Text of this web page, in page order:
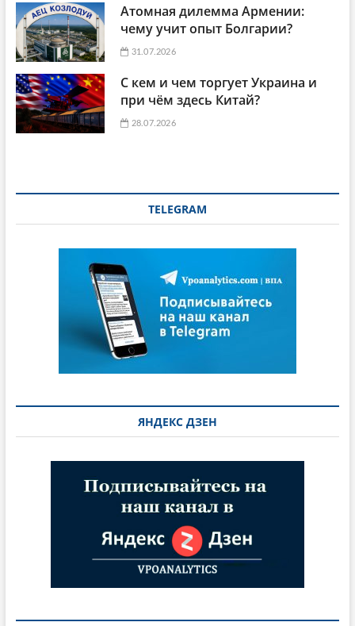
Атомная дилемма Армении:
чему учит опыт Болгарии?
31.07.2026
С кем и чем торгует Украина и
при чём здесь Китай?
28.07.2026
TELEGRAM
ЯНДЕКС ДЗЕН